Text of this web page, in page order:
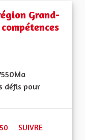
Grand-
défis pour
50 50 ABONNÉS
SUIVRE